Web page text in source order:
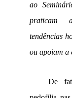
ao
praticam a
tendências
ou apoiam a
De